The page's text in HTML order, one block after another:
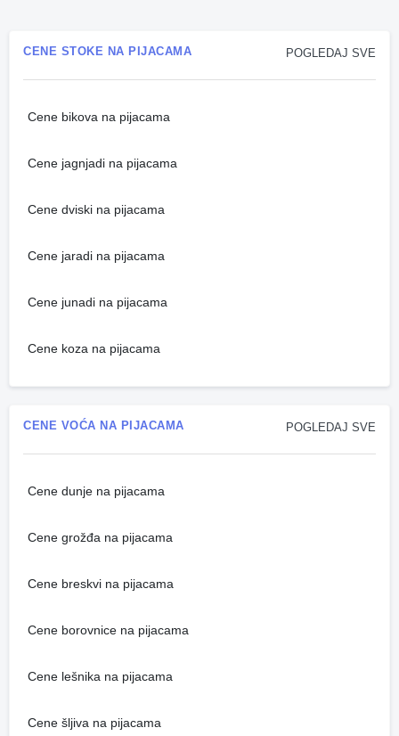
POGLEDAJ SVE
CENE STOKE NA PIJACAMA
Cene bikova na pijacama
Cene jagnjadi na pijacama
Cene dviski na pijacama
Cene jaradi na pijacama
Cene junadi na pijacama
Cene koza na pijacama
POGLEDAJ SVE
CENE VOĆA NA PIJACAMA
Cene dunje na pijacama
Cene grožđa na pijacama
Cene breskvi na pijacama
Cene borovnice na pijacama
Cene lešnika na pijacama
Cene šljiva na pijacama